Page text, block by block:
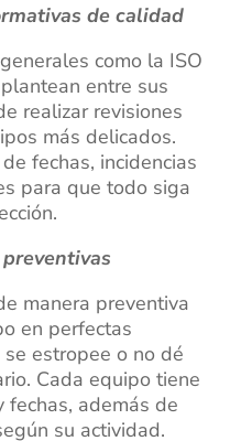
de calidad
como la ISO
entre sus
realizar revisiones
más delicados.
fechas, incidencias
para que todo siga
manera preventiva
en perfectas
estropee o no dé
Cada equipo tiene
además de
su actividad.